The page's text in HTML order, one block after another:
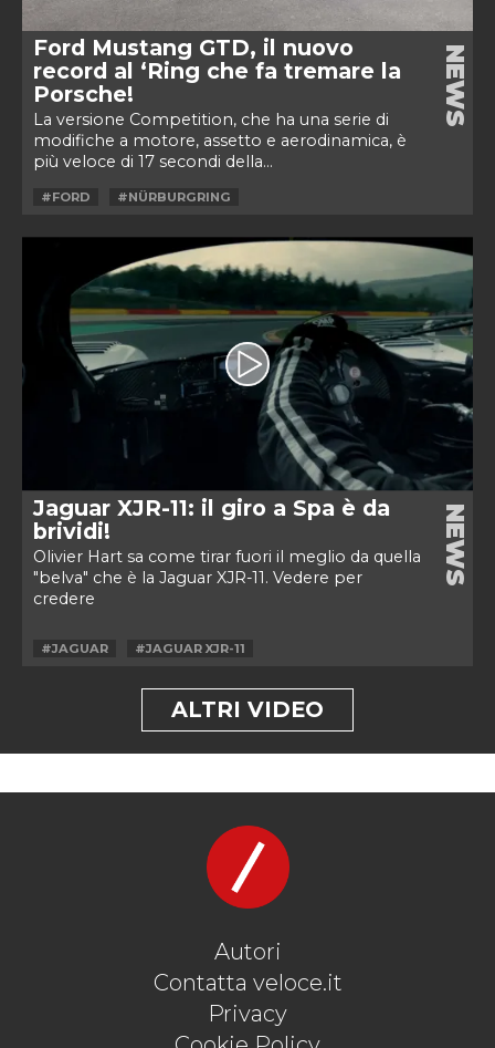
Ford Mustang GTD, il nuovo
record al ‘Ring che fa tremare la
Porsche!
La versione Competition, che ha una serie di
modifiche a motore, assetto e aerodinamica, è
più veloce di 17 secondi della...
NEWS
#FORD #NÜRBURGRING
Jaguar XJR-11: il giro a Spa è da
brividi!
Olivier Hart sa come tirar fuori il meglio da quella
"belva" che è la Jaguar XJR-11. Vedere per
credere
NEWS
#JAGUAR #JAGUAR XJR-11
ALTRI VIDEO
Autori
Contatta veloce.it
Privacy